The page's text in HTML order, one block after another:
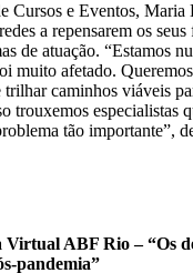
Cursos e Eventos,
a repensarem os
de atuação. “Estamos
muito afetado.
trilhar caminhos viáveis
trouxemos especialistas
tão importante”,
ABF Rio – “Os
pandemia”